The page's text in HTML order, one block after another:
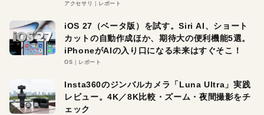
アクセサリ レポート
iOS 27（ベータ版）を試す。Siri AI、ショート
カットの自動作成ほか、期待大の便利機能5選。
iPhoneがAIの入り口になる未来はすぐそこ！
OS レポート
Insta360のジンバルカメラ「Luna Ultra」実践
レビュー。4K／8K比較・ズーム・夜間撮影をチ
ェック